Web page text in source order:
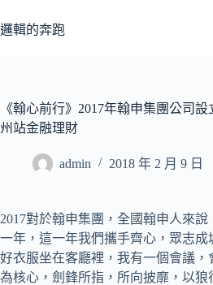
至
容
邏輯的奔跑
《翰心前行》2017年翰申集團公司
州站金融理財
admin 2018 年 2 月 9 日
2017對於翰申集團，全國翰申人來
一年，這一年我們攜手齊心，眾志成
好衣服坐在客廳裡，我有一個會議，
為核心，劍鋒所指，所向披靡，以狼